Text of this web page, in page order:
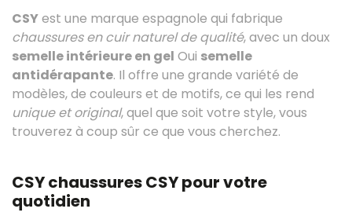
CSYest une marque espagnole qui fabrique
chaussures en cuir naturel de qualité, avec un doux
semelle intérieure en gel Oui semelle
antidérapante. Il offre une grande variété de
modèles, de couleurs et de motifs, ce qui les rend
unique et original, quel que soit votre style, vous
trouverez à coup sûr ce que vous cherchez.
CSY chaussures CSY pour votre
quotidien